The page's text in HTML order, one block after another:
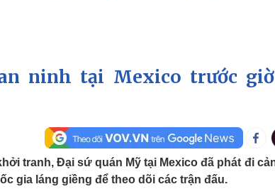
Infographic
Thể thao
Lịch thi đấu bóng đá
Thế giới thể thao
Ô tô - Xe máy
Xe máy
Tư vấn
ninh tại Mexico trước
tranh, Đại sứ quán Mỹ tại Mexico đã phát đi
gia láng giềng để theo dõi các trận đấu.